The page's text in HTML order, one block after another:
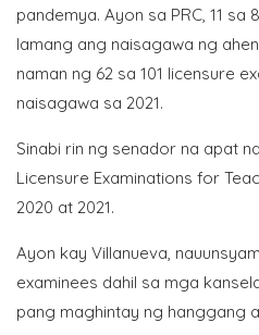
pandemya. Ayon sa PRC, 11 sa
lamang ang naisagawa ng
naman ng 62 sa 101 licensure
naisagawa sa 2021.
Sinabi rin ng senador na apat
Licensure Examinations for
2020 at 2021.
Ayon kay Villanueva,
examinees dahil sa mga
pang maghintay ng hanggang